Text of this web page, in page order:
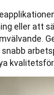
eller att
snabb